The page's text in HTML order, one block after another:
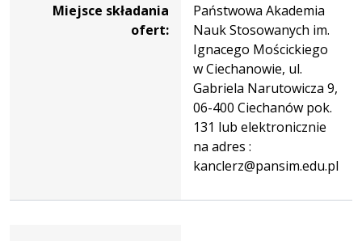
Miejsce składania
ofert:
Państwowa Akademia
Nauk Stosowanych im.
Ignacego Mościckiego
w Ciechanowie, ul.
Gabriela Narutowicza 9,
06-400 Ciechanów pok.
131 lub elektronicznie
na adres :
kanclerz@pansim.edu.pl